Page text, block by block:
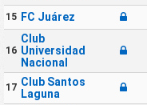
15 FC Juárez
16
Club
Universidad
Nacional
17 Club Santos
Laguna